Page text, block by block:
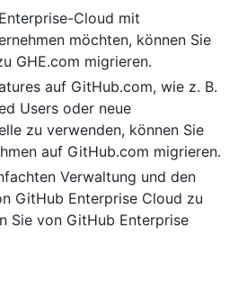
Cloud mit
möchten, können Sie
GHE.com migrieren.
auf GitHub.com, wie z. B.
Users oder neue
zu verwenden, können Sie
auf GitHub.com migrieren.
Verwaltung und den
GitHub Enterprise Cloud zu
Sie von GitHub Enterprise